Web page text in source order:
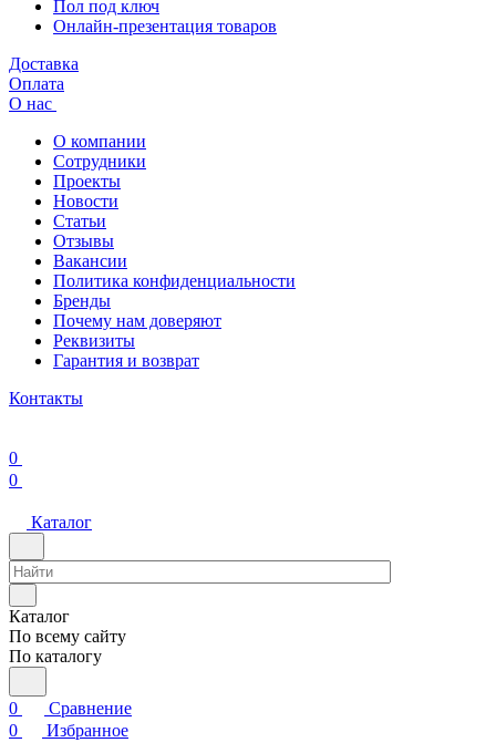
Пол под ключ
Онлайн-презентация товаров
Доставка
Оплата
О нас
О компании
Сотрудники
Проекты
Новости
Статьи
Отзывы
Вакансии
Политика конфиденциальности
Бренды
Почему нам доверяют
Реквизиты
Гарантия и возврат
Контакты
0
0
Каталог
Каталог
По всему сайту
По каталогу
0
Сравнение
0
Избранное